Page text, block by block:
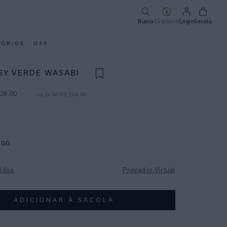
Busca CashbackLoginSacola
OFF
VERDE WASABI
00 ou 2x de R$ 164 00
GG
Provador Virtual
ADICIONAR À SACOLA